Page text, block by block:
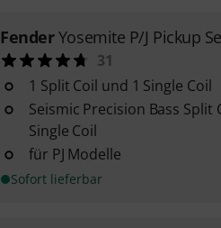
FenderYosemite P/J Pickup
31
1 Split Coil und 1 Single Coil
Seismic Precision Bass Split
Single Coil
für PJ Modelle
Sofort lieferbar